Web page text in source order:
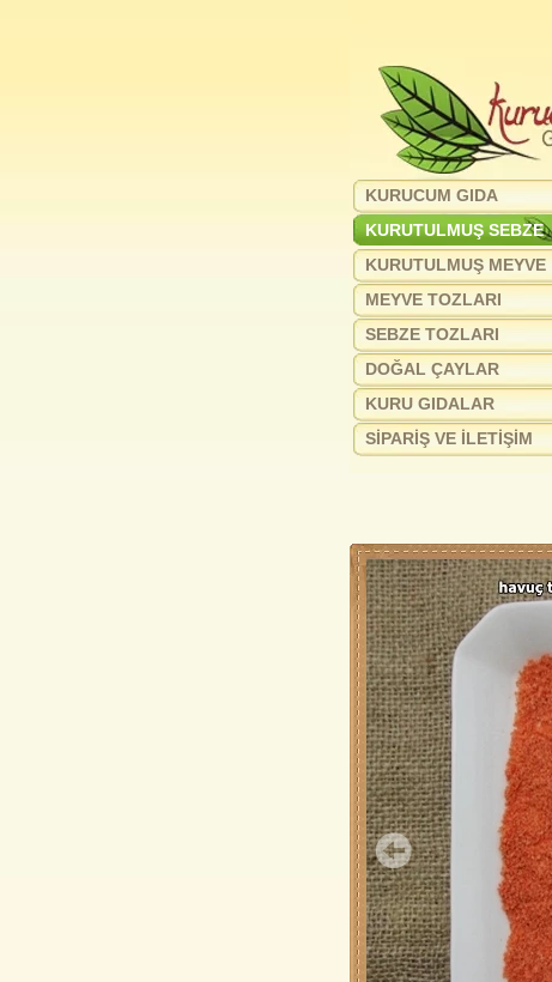
KURUCUM GIDA
KURUTULMUŞ SEBZE
KURUTULMUŞ MEYVE
MEYVE TOZLARI
SEBZE TOZLARI
DOĞAL ÇAYLAR
KURU GIDALAR
SİPARİŞ VE İLETİŞİM